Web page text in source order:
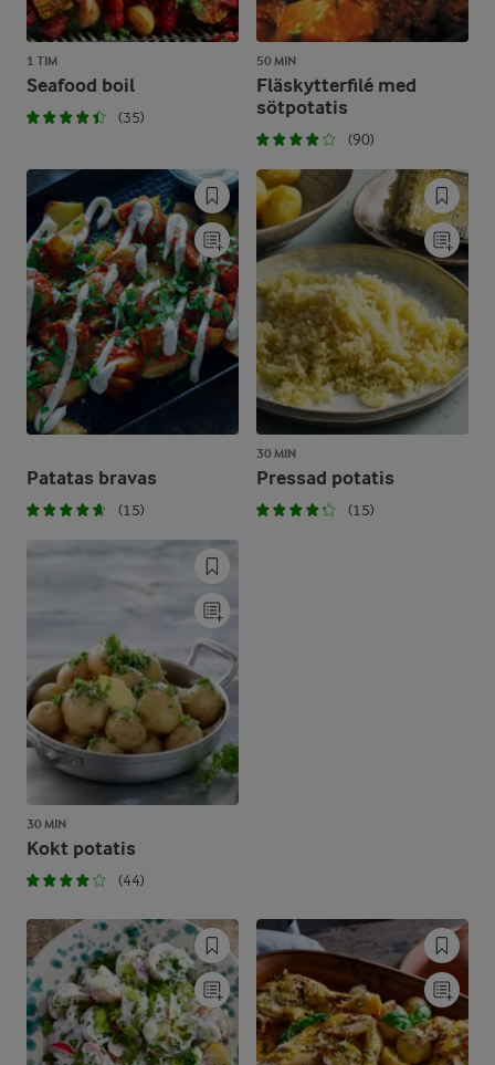
1 TIM
Seafood boil
(35)
50 MIN
Fläskytterfilé med
sötpotatis
(90)
Patatas bravas
(15)
30 MIN
Pressad potatis
(15)
30 MIN
Kokt potatis
(44)